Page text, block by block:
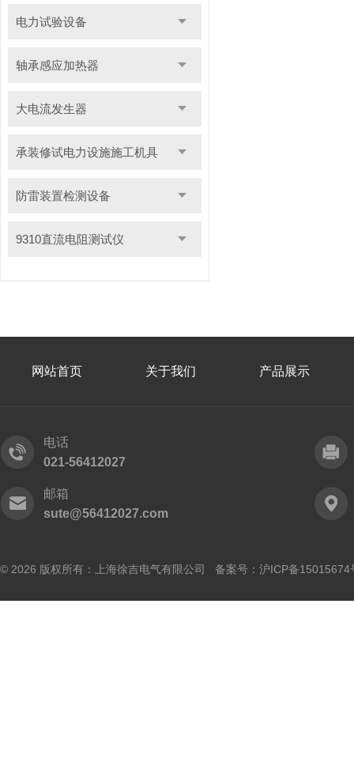
电力试验设备
轴承感应加热器
大电流发生器
承装修试电力设施施工机具
防雷装置检测设备
9310直流电阻测试仪
网站首页 关于我们 产品展示
电话
021-56412027
邮箱
sute@56412027.com
© 2026 版权所有：上海徐吉电气有限公司 备案号： 沪ICP备15015674